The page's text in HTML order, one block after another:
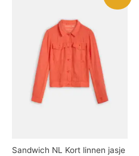
Sandwich NL Kort linnen jasje